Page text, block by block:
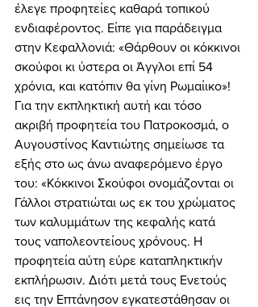
έλεγε προφητείες καθαρά τοπικού
ενδιαφέροντος. Είπε για παράδειγμα
στην Κεφαλλονιά: «Θάρθουν οι κόκκινοι
σκούφοι κι ύστερα οι Άγγλοι επί 54
χρόνια, και κατόπιν θα γίνη Ρωμαίικο»!
Για την εκπληκτική αυτή και τόσο
ακριβή προφητεία του Πατροκοσμά, ο
Αυγουστίνος Καντιώτης σημείωσε τα
εξής στο ως άνω αναφερόμενο έργο
του: «Κόκκινοι Σκούφοι ονομάζονται οι
Γάλλοι στρατιώται ως εκ του χρώματος
των καλυμμάτων της κεφαλής κατά
τους ναπολεοντείους χρόνους. Η
προφητεία αύτη εύρε καταπληκτικήν
εκπλήρωσιν. Διότι μετά τους Ενετούς
εις την Επτάνησον εγκατεστάθησαν οι